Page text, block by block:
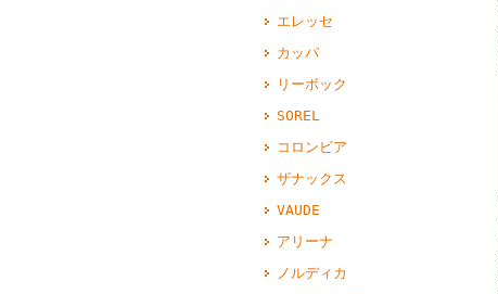
エレッセ
カッパ
リーボック
SOREL
コロンビア
ザナックス
VAUDE
アリーナ
ノルディカ